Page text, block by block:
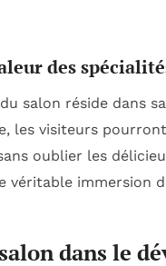
des
salon réside dans
les visiteurs
oublier les
véritable immersion
dans le